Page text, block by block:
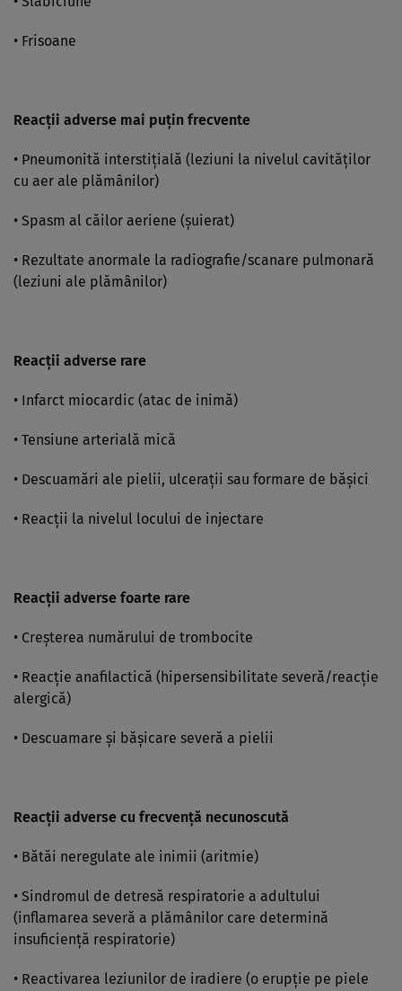
• Frisoane
Reacţii adverse mai puţin frecvente
• Pneumonită interstiţială (leziuni la nivelul cavităţilor
cu aer ale plămânilor)
• Spasm al căilor aeriene (şuierat)
• Rezultate anormale la radiografie/scanare pulmonară
(leziuni ale plămânilor)
Reacţii adverse rare
• Infarct miocardic (atac de inimă)
• Tensiune arterială mică
• Descuamări ale pielii, ulceraţii sau formare de băşici
• Reacţii la nivelul locului de injectare
Reacţii adverse foarte rare
• Creşterea numărului de trombocite
• Reacţie anafilactică (hipersensibilitate severă/reacţie
alergică)
• Descuamare şi băşicare severă a pielii
Reacţii adverse cu frecvenţă necunoscută
• Bătăi neregulate ale inimii (aritmie)
• Sindromul de detresă respiratorie a adultului
(inflamarea severă a plămânilor care determină
insuficienţă respiratorie)
• Reactivarea leziunilor de iradiere (o erupţie pe piele